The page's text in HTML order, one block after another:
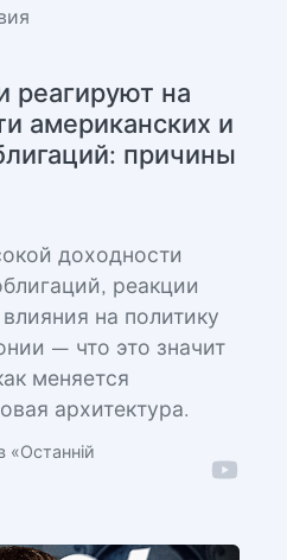
реагируют на
американских и
причины
доходности
реакции
на политику
— что это значит
меняется
архитектура.
«Останній